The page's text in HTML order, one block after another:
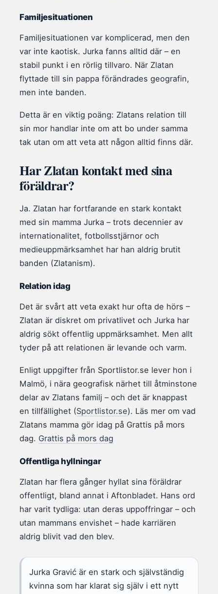
Familjesituationen
Familjesituationen var komplicerad, men den
var inte kaotisk. Jurka fanns alltid där – en
stabil punkt i en rörlig tillvaro. När Zlatan
flyttade till sin pappa förändrades geografin,
men inte banden.
Detta är en viktig poäng: Zlatans relation till
sin mor handlar inte om att bo under samma
tak utan om att veta att någon alltid finns där.
Har Zlatan kontakt med sina
föräldrar?
Ja. Zlatan har fortfarande en stark kontakt
med sin mamma Jurka – trots decennier av
internationalitet, fotbollsstjärnor och
medieuppmärksamhet har han aldrig brutit
banden (Zlatanism).
Relation idag
Det är svårt att veta exakt hur ofta de hörs –
Zlatan är diskret om privatlivet och Jurka har
aldrig sökt offentlig uppmärksamhet. Men allt
tyder på att relationen är levande och varm.
Enligt uppgifter från Sportlistor.se lever hon i
Malmö, i nära geografisk närhet till åtminstone
delar av Zlatans familj – och det är knappast
en tillfällighet (Sportlistor.se). Läs mer om vad
Zlatans mamma gör idag på Grattis på mors
dag. Grattis på mors dag
Offentliga hyllningar
Zlatan har flera gånger hyllat sina föräldrar
offentligt, bland annat i Aftonbladet. Hans ord
har varit tydliga: utan deras uppoffringar – och
utan mammans envishet – hade karriären
aldrig blivit vad den blev.
Jurka Gravić är en stark och självständig
kvinna som har klarat sig själv i ett nytt